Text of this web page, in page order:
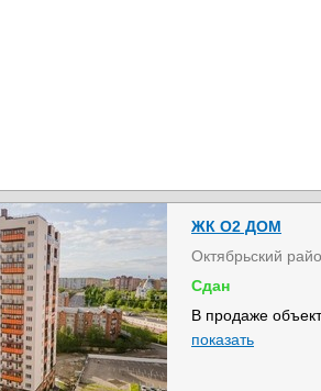
ЖК О2 ДОМ
Октябрьский
Сдан
В продаже
показать